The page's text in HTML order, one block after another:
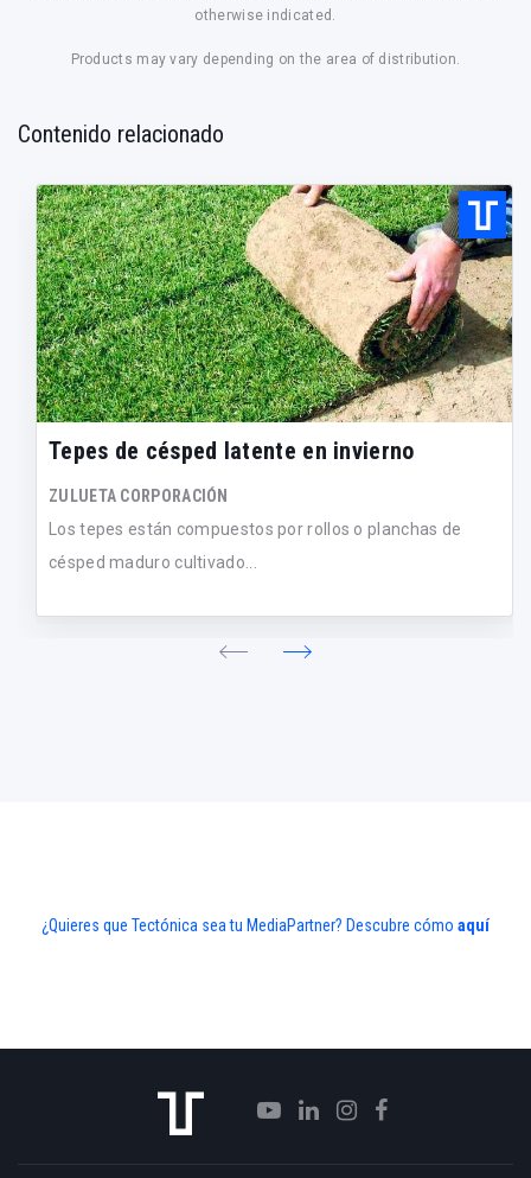
otherwise indicated.
Products may vary depending on the area of distribution.
Contenido relacionado
Tepes de césped latente en invierno
ZULUETA CORPORACIÓN
Los tepes están compuestos por rollos o planchas de
césped maduro cultivado...
¿Quieres que Tectónica sea tu MediaPartner? Descubre cómo aquí